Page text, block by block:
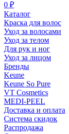
0 ₽
Каталог
Краска для волос
Уход за волосами
Уход за телом
Для рук и ног
Уход за лицом
Бренды
Keune
Keune So Pure
VT Cosmetics
MEDI-PEEL
Доставка и оплата
Система скидок
Распродажа